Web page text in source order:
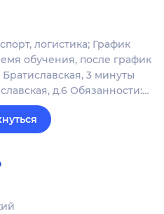
логистика; График
обучения, после график
3 минуты
д.6 Обязанности:…